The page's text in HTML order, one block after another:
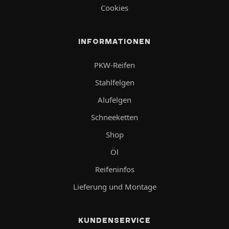
Cookies
INFORMATIONEN
PKW-Reifen
Stahlfelgen
Alufelgen
Schneeketten
Shop
Öl
Reifeninfos
Lieferung und Montage
KUNDENSERVICE